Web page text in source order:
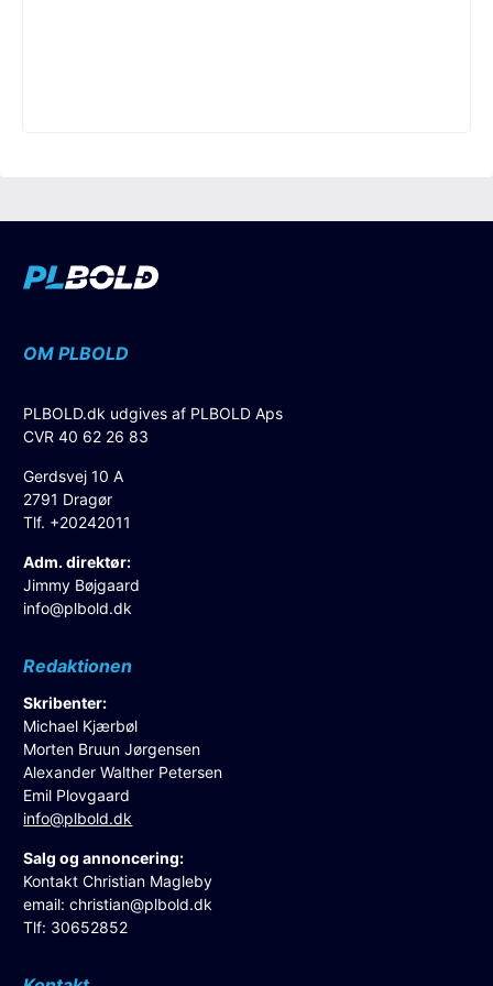
OM PLBOLD
PLBOLD.dk udgives af PLBOLD Aps
CVR 40 62 26 83
Gerdsvej 10 A
2791 Dragør
Tlf. +20242011
Adm. direktør:
Jimmy Bøjgaard
info@plbold.dk
Redaktionen
Skribenter:
Michael Kjærbøl
Morten Bruun Jørgensen
Alexander Walther Petersen
Emil Plovgaard
info@plbold.dk
Salg og annoncering:
Kontakt Christian Magleby
email:christian@plbold.dk
Tlf: 30652852